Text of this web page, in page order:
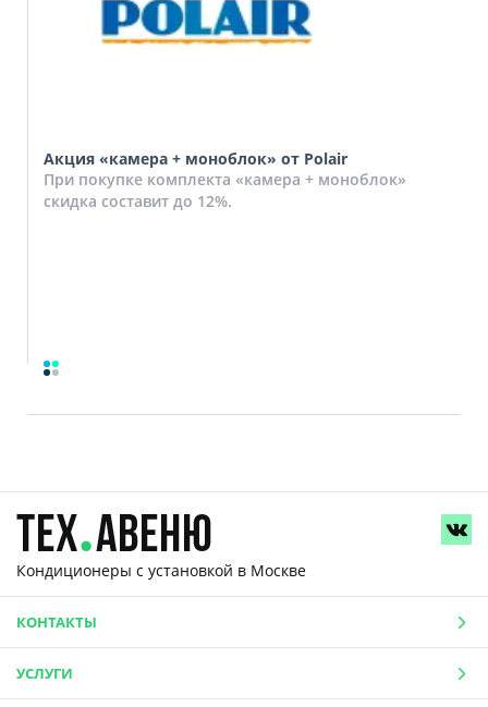
Акция «камера + моноблок» от Polair
При покупке комплекта «камера + моноблок»
скидка составит до 12%.
Кондиционеры с установкой в Москве
КОНТАКТЫ
УСЛУГИ